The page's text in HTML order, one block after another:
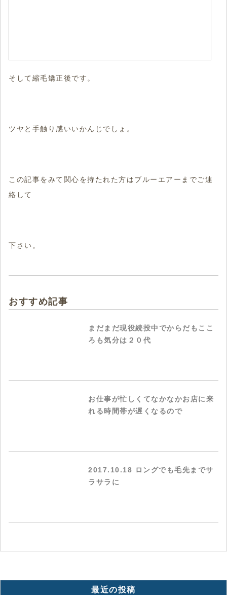
そして縮毛矯正後です。
ツヤと手触り感いいかんじでしょ。
この記事をみて関心を持たれた方はブルーエアーまでご連
絡して
下さい。
おすすめ記事
まだまだ現役続投中でからだもここ
ろも気分は２０代
お仕事が忙しくてなかなかお店に来
れる時間帯が遅くなるので
2017.10.18 ロングでも毛先までサ
ラサラに
最近の投稿